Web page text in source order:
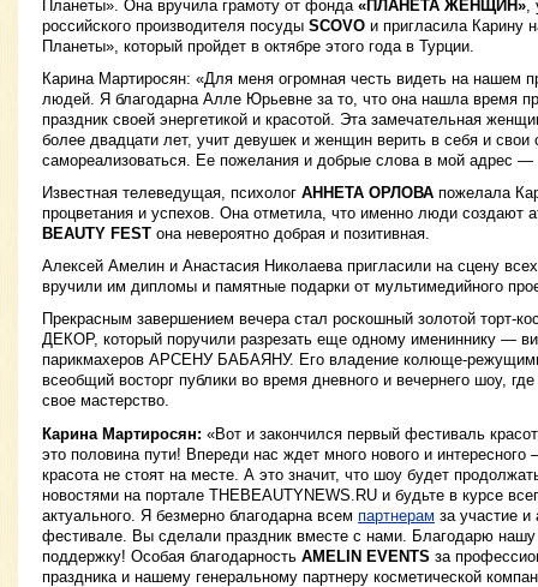
Планеты». Она вручила грамоту от фонда «ПЛАНЕТА ЖЕНЩИН»
российского производителя посуды SCOVO и пригласила Карину
Планеты», который пройдет в октябре этого года в Турции.
Карина Мартиросян: «Для меня огромная честь видеть на нашем
людей. Я благодарна Алле Юрьевне за то, что она нашла время
праздник своей энергетикой и красотой. Эта замечательная
более двадцати лет, учит девушек и женщин верить в себя и свои
самореализоваться. Ее пожелания и добрые слова в мой адрес —
Известная телеведущая, психолог АННЕТА ОРЛОВА пожелала
процветания и успехов. Она отметила, что именно люди создают
BEAUTY FEST она невероятно добрая и позитивная.
Алексей Амелин и Анастасия Николаева пригласили на сцену
вручили им дипломы и памятные подарки от мультимедийного
Прекрасным завершением вечера стал роскошный золотой торт-
ДЕКОР, который поручили разрезать еще одному имениннику —
парикмахеров АРСЕНУ БАБАЯНУ. Его владение колюще-
всеобщий восторг публики во время дневного и вечернего шоу,
свое мастерство.
Карина Мартиросян: «Вот и закончился первый фестиваль
это половина пути! Впереди нас ждет много нового и
красота не стоят на месте. А это значит, что шоу будет
новостями на портале THEBEAUTYNEWS.RU и будьте в курсе
актуального. Я безмерно благодарна всем партнерам за участие
фестивале. Вы сделали праздник вместе с нами. Благодарю
поддержку! Особая благодарность AMELIN EVENTS за
праздника и нашему генеральному партнеру косметической